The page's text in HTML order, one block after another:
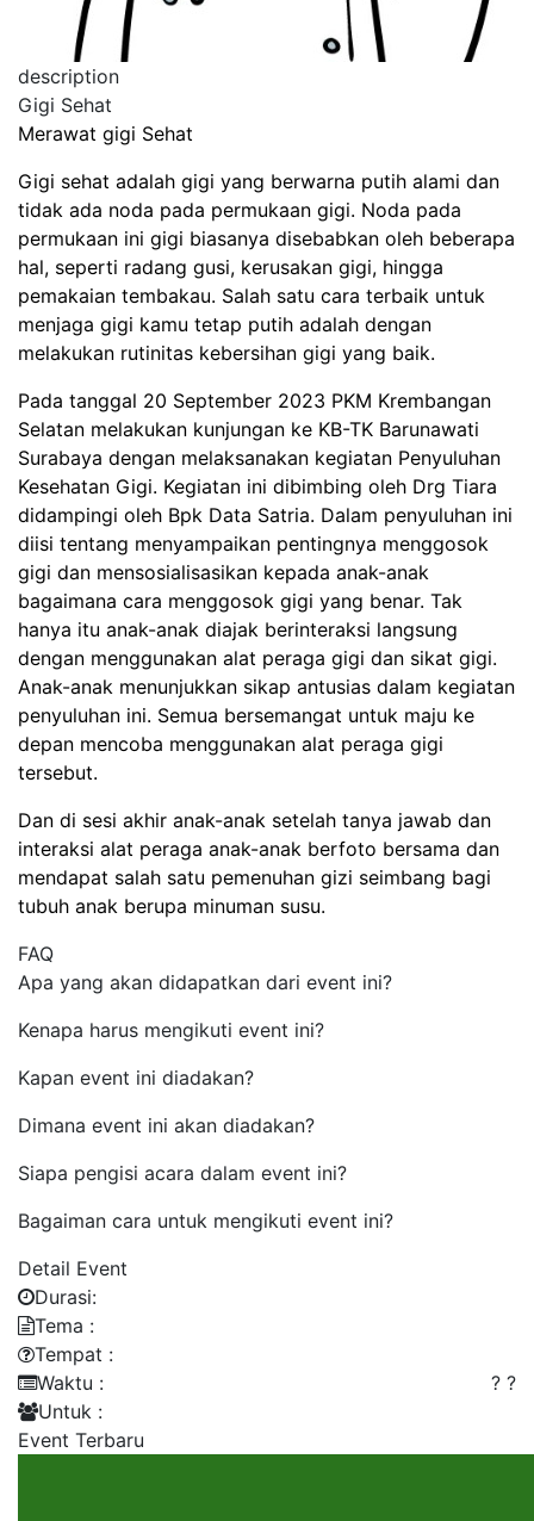
description
Gigi Sehat
Merawat gigi Sehat
Gigi sehat adalah gigi yang berwarna putih alami dan
tidak ada noda pada permukaan gigi. Noda pada
permukaan ini gigi biasanya disebabkan oleh beberapa
hal, seperti radang gusi, kerusakan gigi, hingga
pemakaian tembakau. Salah satu cara terbaik untuk
menjaga gigi kamu tetap putih adalah dengan
melakukan rutinitas kebersihan gigi yang baik.
Pada tanggal 20 September 2023 PKM Krembangan
Selatan melakukan kunjungan ke KB-TK Barunawati
Surabaya dengan melaksanakan kegiatan Penyuluhan
Kesehatan Gigi. Kegiatan ini dibimbing oleh Drg Tiara
didampingi oleh Bpk Data Satria. Dalam penyuluhan ini
diisi tentang menyampaikan pentingnya menggosok
gigi dan mensosialisasikan kepada anak-anak
bagaimana cara menggosok gigi yang benar. Tak
hanya itu anak-anak diajak berinteraksi langsung
dengan menggunakan alat peraga gigi dan sikat gigi.
Anak-anak menunjukkan sikap antusias dalam kegiatan
penyuluhan ini. Semua bersemangat untuk maju ke
depan mencoba menggunakan alat peraga gigi
tersebut.
Dan di sesi akhir anak-anak setelah tanya jawab dan
interaksi alat peraga anak-anak berfoto bersama dan
mendapat salah satu pemenuhan gizi seimbang bagi
tubuh anak berupa minuman susu.
FAQ
Apa yang akan didapatkan dari event ini?
Kenapa harus mengikuti event ini?
Kapan event ini diadakan?
Dimana event ini akan diadakan?
Siapa pengisi acara dalam event ini?
Bagaiman cara untuk mengikuti event ini?
Detail Event
Durasi:
Tema :
Tempat :
Waktu :
? ?
Untuk :
Event Terbaru